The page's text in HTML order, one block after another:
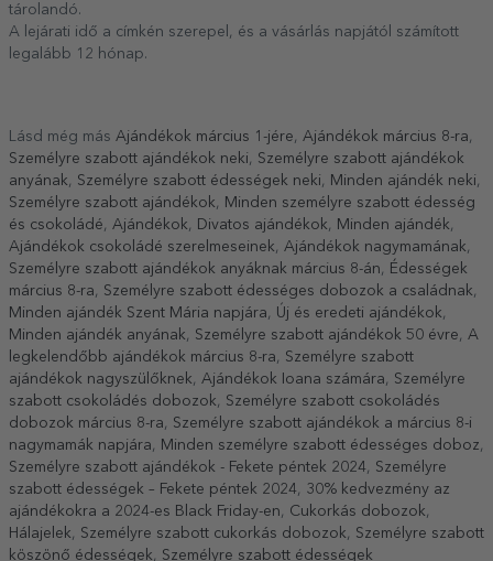
tárolandó.
A lejárati idő a címkén szerepel, és a vásárlás napjától számított
legalább 12 hónap.
Lásd még más Ajándékok március 1-jére, Ajándékok március 8-ra,
Személyre szabott ajándékok neki, Személyre szabott ajándékok
anyának, Személyre szabott édességek neki, Minden ajándék neki,
Személyre szabott ajándékok, Minden személyre szabott édesség
és csokoládé, Ajándékok, Divatos ajándékok, Minden ajándék,
Ajándékok csokoládé szerelmeseinek, Ajándékok nagymamának,
Személyre szabott ajándékok anyáknak március 8-án, Édességek
március 8-ra, Személyre szabott édességes dobozok a családnak,
Minden ajándék Szent Mária napjára, Új és eredeti ajándékok,
Minden ajándék anyának, Személyre szabott ajándékok 50 évre, A
legkelendőbb ajándékok március 8-ra, Személyre szabott
ajándékok nagyszülőknek, Ajándékok Ioana számára, Személyre
szabott csokoládés dobozok, Személyre szabott csokoládés
dobozok március 8-ra, Személyre szabott ajándékok a március 8-i
nagymamák napjára, Minden személyre szabott édességes doboz,
Személyre szabott ajándékok - Fekete péntek 2024, Személyre
szabott édességek – Fekete péntek 2024, 30% kedvezmény az
ajándékokra a 2024-es Black Friday-en, Cukorkás dobozok,
Hálajelek, Személyre szabott cukorkás dobozok, Személyre szabott
köszönő édességek, Személyre szabott édességek